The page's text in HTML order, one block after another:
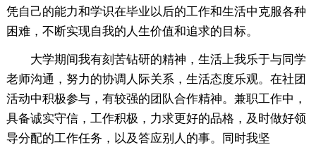
凭自己的能力和学识在毕业以后的工作和生活中克服各种
困难，不断实现自我的人生价值和追求的目标。
大学期间我有刻苦钻研的精神，生活上我乐于与同学
老师沟通，努力的协调人际关系，生活态度乐观。在社团
活动中积极参与，有较强的团队合作精神。兼职工作中，
具备诚实守信，工作积极，力求更好的品格，及时做好领
导分配的工作任务，以及答应别人的事。同时我坚